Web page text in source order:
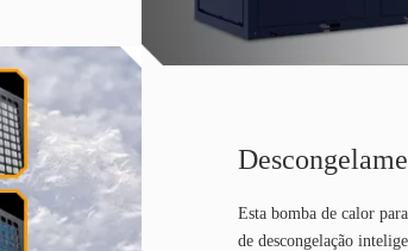
Esta bomba de calor
de descongelação